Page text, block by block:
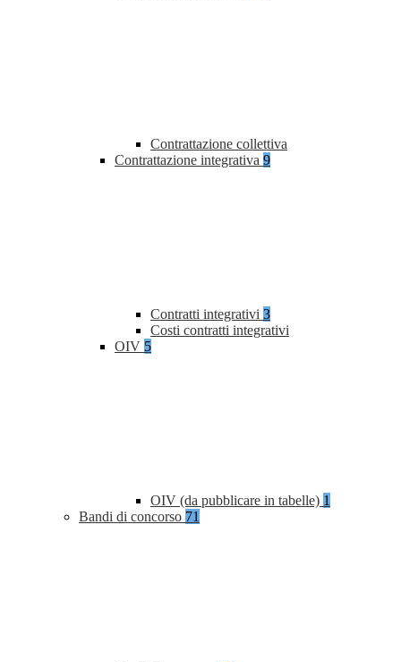
Contrattazione collettiva
Contrattazione integrativa 9
Contratti integrativi 3
Costi contratti integrativi
OIV 5
OIV (da pubblicare in tabelle) 1
Bandi di concorso 71